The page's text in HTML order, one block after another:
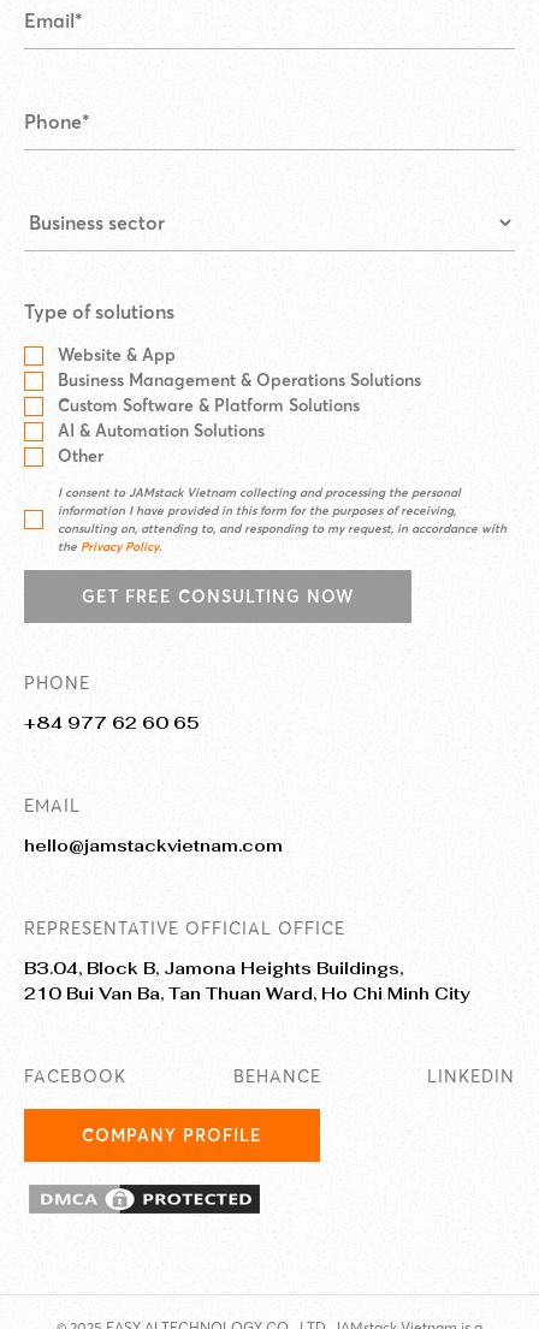
Type of solutions
Website & App
Business Management & Operations Solutions
Custom Software & Platform Solutions
AI & Automation Solutions
Other
I consent to JAMstack Vietnam collecting and processing the personal
information I have provided in this form for the purposes of receiving,
consulting on, attending to, and responding to my request, in accordance with
the Privacy Policy.
GET FREE CONSULTING NOW
PHONE
+84 977 62 60 65
EMAIL
hello@jamstackvietnam.com
REPRESENTATIVE OFFICIAL OFFICE
B3.04, Block B, Jamona Heights Buildings,
210 Bui Van Ba, Tan Thuan Ward, Ho Chi Minh City
FACEBOOK BEHANCE LINKEDIN
COMPANY PROFILE